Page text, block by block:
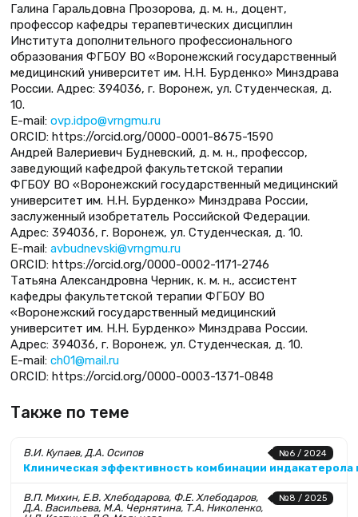
Галина Гаральдовна Прозорова, д. м. н., доцент,
профессор кафедры терапевтических дисциплин
Института дополнительного профессионального
образования ФГБОУ ВО «Воронежский государственный
медицинский университет им. Н.Н. Бурденко» Минздрава
России. Адрес: 394036, г. Воронеж, ул. Студенческая, д.
10.
E-mail: ovp.idpo@vrngmu.ru
ORCID: https://orcid.org/0000-0001-8675-1590
Андрей Валериевич Будневский, д. м. н., профессор,
заведующий кафедрой факультетской терапии
ФГБОУ ВО «Воронежский государственный медицинский
университет им. Н.Н. Бурденко» Минздрава России,
заслуженный изобретатель Российской Федерации.
Адрес: 394036, г. Воронеж, ул. Студенческая, д. 10.
E-mail: avbudnevski@vrngmu.ru
ORCID: https://orcid.org/0000-0002-1171-2746
Татьяна Александровна Черник, к. м. н., ассистент
кафедры факультетской терапии ФГБОУ ВО
«Воронежский государственный медицинский
университет им. Н.Н. Бурденко» Минздрава России.
Адрес: 394036, г. Воронеж, ул. Студенческая, д. 10.
E-mail: ch01@mail.ru
ORCID: https://orcid.org/0000-0003-1371-0848
Также по теме
№6 / 2024
В.И. Купаев, Д.А. Осипов
Клиническая эффективность комбинации
№8 / 2025
В.П. Михин, Е.В. Хлебодарова, Ф.Е. Хлебодаров,
Д.А. Васильева, М.А. Чернятина, Т.А. Николенко,